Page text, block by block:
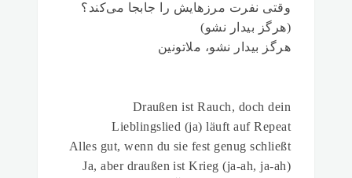
وقتی نفرت مرزهایش را جابجا می‌کند؟
(هرگز بیدار نشو)
هرگز بیدار نشو، ملاتونین
Draußen ist Rauch, doch dein
Lieblingslied (ja) läuft auf Repeat
Alles gut, wenn du sie fest genug schließt
Ja, aber draußen ist Krieg (ja-ah, ja-ah)